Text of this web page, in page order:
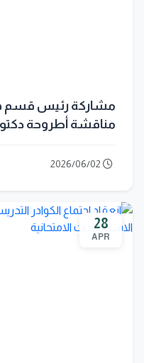
مشاركة رئيس قسم
مناقشة أطروحة
28
APR